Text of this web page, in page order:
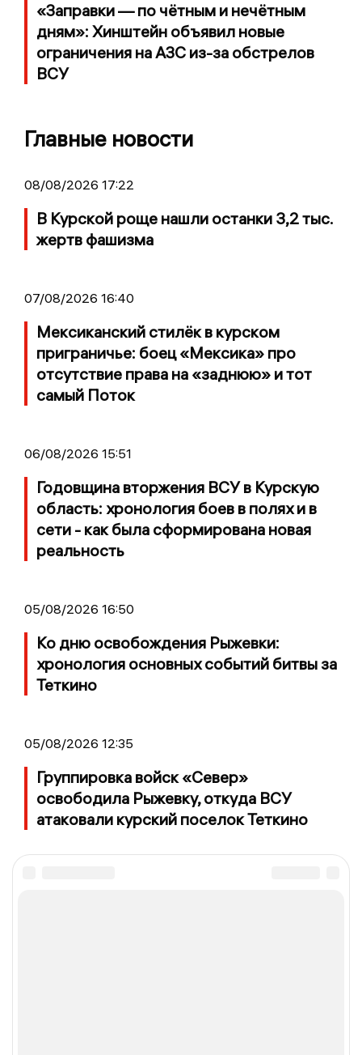
«Заправки — по чётным и нечётным
дням»: Хинштейн объявил новые
ограничения на АЗС из-за обстрелов
ВСУ
Главные новости
08/08/2026 17:22
В Курской роще нашли останки 3,2 тыс.
жертв фашизма
07/08/2026 16:40
Мексиканский стилёк в курском
приграничье: боец «Мексика» про
отсутствие права на «заднюю» и тот
самый Поток
06/08/2026 15:51
Годовщина вторжения ВСУ в Курскую
область: хронология боев в полях и в
сети - как была сформирована новая
реальность
05/08/2026 16:50
Ко дню освобождения Рыжевки:
хронология основных событий битвы за
Теткино
05/08/2026 12:35
Группировка войск «Север»
освободила Рыжевку, откуда ВСУ
атаковали курский поселок Теткино